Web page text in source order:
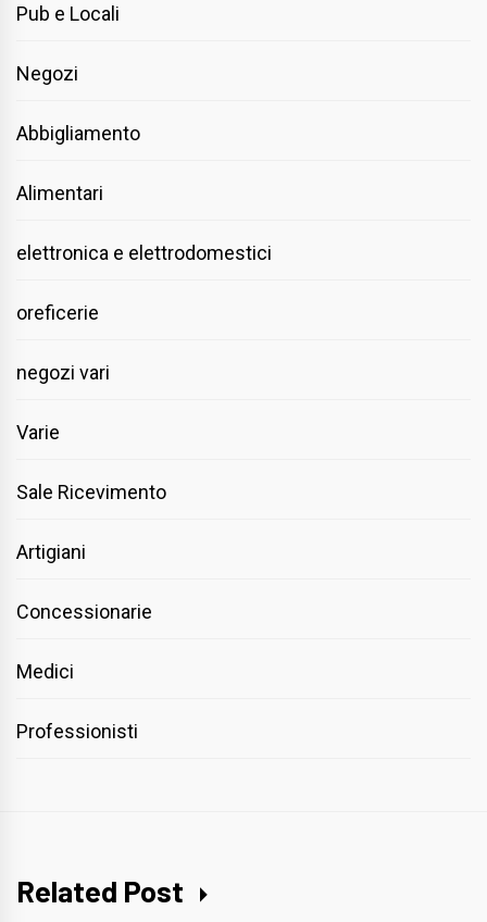
Pub e Locali
Negozi
Abbigliamento
Alimentari
elettronica e elettrodomestici
oreficerie
negozi vari
Varie
Sale Ricevimento
Artigiani
Concessionarie
Medici
Professionisti
Related Post